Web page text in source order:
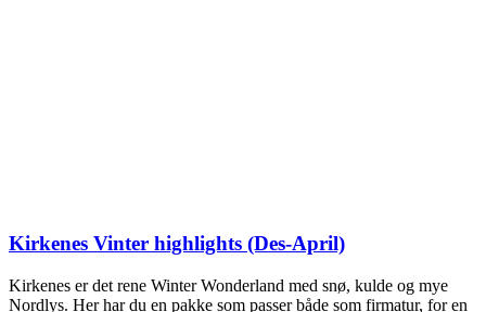
Kirkenes Vinter highlights (Des-April)
Kirkenes er det rene Winter Wonderland med snø, kulde og mye
Nordlys. Her har du en pakke som passer både som firmatur, for en